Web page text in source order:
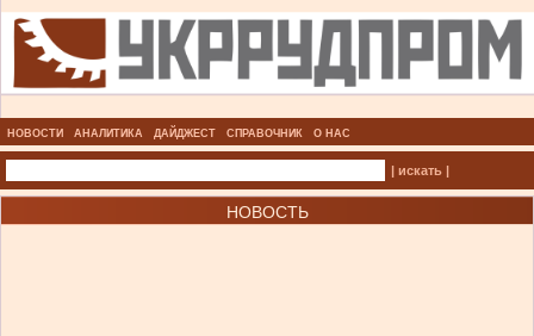
НОВОСТИ АНАЛИТИКА ДАЙДЖЕСТ СПРАВОЧНИК О НАС
| искать |
НОВОСТЬ